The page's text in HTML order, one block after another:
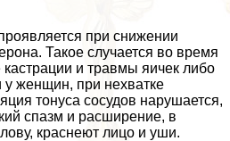
при снижении
Такое случается во время
и травмы яичек либо
у женщин, при нехватке
тонуса сосудов нарушается,
спазм и расширение, в
краснеют лицо и уши.